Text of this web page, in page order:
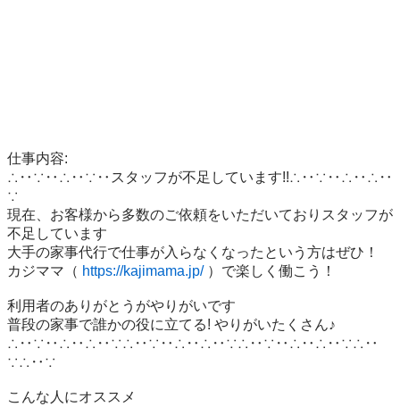
仕事内容:
∴‥∵‥∴‥∵‥スタッフが不足しています!!∴‥∵‥∴‥∴‥
∵
現在、お客様から多数のご依頼をいただいておりスタッフが
不足しています
大手の家事代行で仕事が入らなくなったという方はぜひ！
カジママ（ https://kajimama.jp/ ）で楽しく働こう！
利用者のありがとうがやりがいです
普段の家事で誰かの役に立てる! やりがいたくさん♪
∴‥∵‥∴‥∴‥∵∴‥∵‥∴‥∴‥∵∴‥∵‥∴‥∴‥∵∴‥
∵∴‥∵
こんな人にオススメ